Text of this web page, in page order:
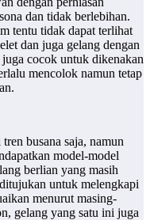
dan tidak berlebihan.
tentu tidak dapat terlihat
dan juga gelang dengan
cocok untuk dikenakan
mencolok namun tetap
busana saja, namun
model-model
berlian yang masih
untuk melengkapi
menurut masing-
gelang yang satu ini juga